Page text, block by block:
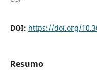
DOI: https://doi.org/
Resumo